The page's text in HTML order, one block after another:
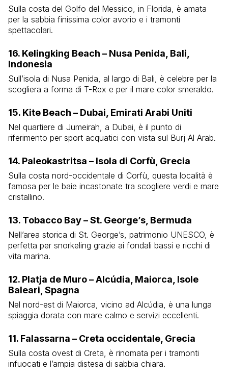
Sulla costa del Golfo del Messico, in Florida, è amata
per la sabbia finissima color avorio e i tramonti
spettacolari.
16. Kelingking Beach – Nusa Penida, Bali,
Indonesia
Sull’isola di Nusa Penida, al largo di Bali, è celebre per la
scogliera a forma di T-Rex e per il mare color smeraldo.
15. Kite Beach – Dubai, Emirati Arabi Uniti
Nel quartiere di Jumeirah, a Dubai, è il punto di
riferimento per sport acquatici con vista sul Burj Al Arab.
14. Paleokastritsa – Isola di Corfù, Grecia
Sulla costa nord-occidentale di Corfù, questa località è
famosa per le baie incastonate tra scogliere verdi e mare
cristallino.
13. Tobacco Bay – St. George’s, Bermuda
Nell’area storica di St. George’s, patrimonio UNESCO, è
perfetta per snorkeling grazie ai fondali bassi e ricchi di
vita marina.
12. Platja de Muro – Alcúdia, Maiorca, Isole
Baleari, Spagna
Nel nord-est di Maiorca, vicino ad Alcúdia, è una lunga
spiaggia dorata con mare calmo e servizi eccellenti.
11. Falassarna – Creta occidentale, Grecia
Sulla costa ovest di Creta, è rinomata per i tramonti
infuocati e l’ampia distesa di sabbia chiara.